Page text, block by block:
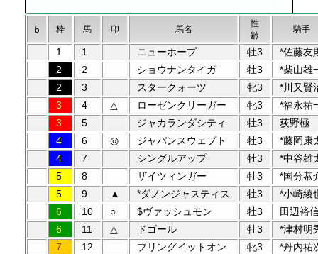
b 枠 馬 印 馬名
性
齢
騎手
1 1 ニューホープ 牡3
*佐藤友
2
2 ショウナンタイガ 牡3
*柴山雄
2
3 スタークォーツ 牝3
*川又賢
3
4 △ ローゼンクリーガー 牝3
*福永祐
3
5 ジャカランダシティ 牡3
荻野極
4
6 ◎ ジャパンスウェプト 牡3
*藤岡康
4
7 シングルアップ 牡3
*中谷雄
5
8 ザイツィンガー 牡3
*国分恭
5
9 ▲ *ダノンジャスティス 牡3
*小崎綾
6
10 ○ $ヴァッシュモン 牡3
田辺裕
6
11 △ ドゴール 牡3
*津村明
7
12 ブリングイットオン 牝3
*丹内祐